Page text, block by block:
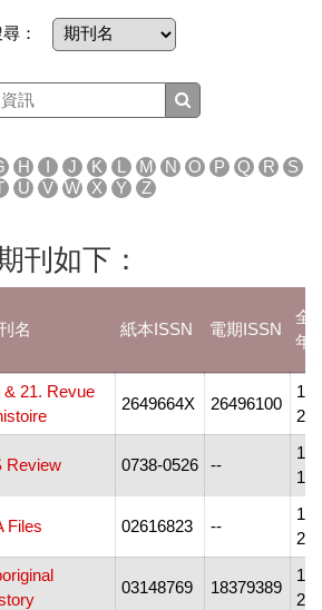
：
H I J K L M N O P Q R
S
U V W X Y Z
刊如下：
名 紙本ISSN 電期ISSN
全
年
& 21. Revue
2649664X 26496100
Review 0738-0526 --
Files 02616823 --
03148769 18379389